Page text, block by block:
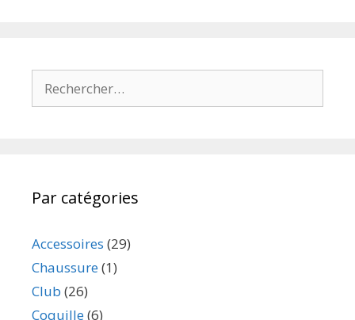
Par catégories
Accessoires (29)
Chaussure(1)
Club (26)
Coquille(6)